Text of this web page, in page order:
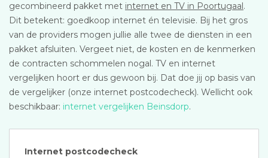
gecombineerd pakket met internet en TV in Poortugaal.
Dit betekent: goedkoop internet én televisie. Bij het gros
van de providers mogen jullie alle twee de diensten in een
pakket afsluiten. Vergeet niet, de kosten en de kenmerken
de contracten schommelen nogal. TV en internet
vergelijken hoort er dus gewoon bij. Dat doe jij op basis van
de vergelijker (onze internet postcodecheck). Wellicht ook
beschikbaar: internet vergelijken Beinsdorp.
Internet postcodecheck